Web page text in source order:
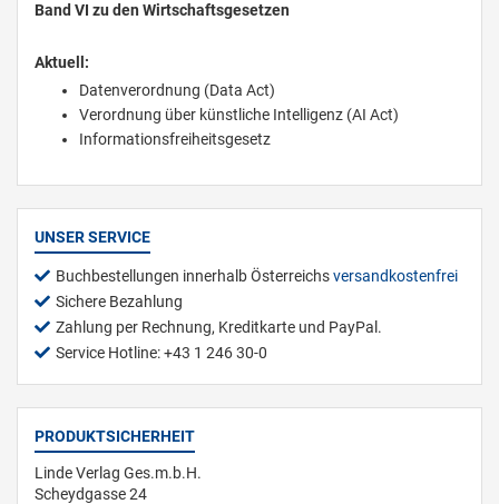
Band VI zu den Wirtschaftsgesetzen
Aktuell:
Datenverordnung (Data Act)
Verordnung über künstliche Intelligenz (AI Act)
Informationsfreiheitsgesetz
UNSER SERVICE
Buchbestellungen innerhalb Österreichsversandkostenfrei
Sichere Bezahlung
Zahlung per Rechnung, Kreditkarte und PayPal.
Service Hotline: +43 1 246 30-0
PRODUKTSICHERHEIT
Linde Verlag Ges.m.b.H.
Scheydgasse 24